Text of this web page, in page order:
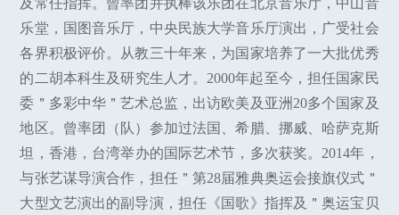
及常任指挥。曾率团并执棒该乐团在北京音乐厅，中山音
乐堂，国图音乐厅，中央民族大学音乐厅演出，广受社会
各界积极评价。从教三十年来，为国家培养了一大批优秀
的二胡本科生及研究生人才。2000年起至今，担任国家民
委＂多彩中华＂艺术总监，出访欧美及亚洲20多个国家及
地区。曾率团（队）参加过法国、希腊、挪威、哈萨克斯
坦，香港，台湾举办的国际艺术节，多次获奖。2014年，
与张艺谋导演合作，担任＂第28届雅典奥运会接旗仪式＂
大型文艺演出的副导演，担任《国歌》指挥及＂奥运宝贝